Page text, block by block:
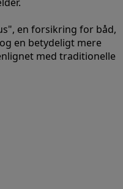
en forsikring for båd,
en betydeligt mere
med traditionelle